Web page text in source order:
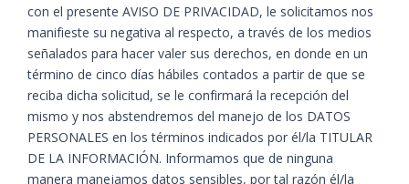
con el presente AVISO DE PRIVACIDAD, le solicitamos nos
manifieste su negativa al respecto, a través de los medios
señalados para hacer valer sus derechos, en donde en un
término de cinco días hábiles contados a partir de que se
reciba dicha solicitud, se le confirmará la recepción del
mismo y nos abstendremos del manejo de los DATOS
PERSONALES en los términos indicados por él/la TITULAR
DE LA INFORMACIÓN. Informamos que de ninguna
manera manejamos datos sensibles, por tal razón él/la